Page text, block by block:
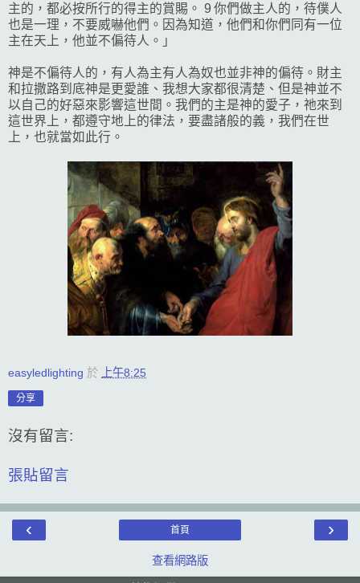
主的，都必按所行的得主的賞賜。 9 你們做主人的，待僕人
也是一理，不要威嚇他們。因為知道，他們和你們同有一位
主在天上，他並不偏待人。」
神是不偏待人的，有人為主有人為奴也並非神的偏待。財主
和拉撒路到底神是更愛誰、我想大家都很清楚、但是神並不
以自己的好惡來影響這世間。我們的主是神的愛子，祂來到
這世界上，都遵守地上的律法，要盡諸般的義，我們在世
上，也就當如此行。
easyledlighting 於 上午8:25
分享
沒有留言:
張貼留言
‹ ›
首頁
查看網路版